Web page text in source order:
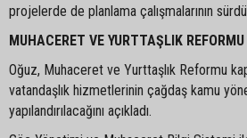
projelerde de planlama çalışmalarının
MUHACERET VE YURTTAŞLIK
Oğuz, Muhaceret ve Yurttaşlık Reformu
vatandaşlık hizmetlerinin çağdaş kamu
yapılandırılacağını açıkladı.